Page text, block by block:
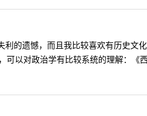
的遗憾，而且我比较喜欢有历史文化
可以对政治学有比较系统的理解：《